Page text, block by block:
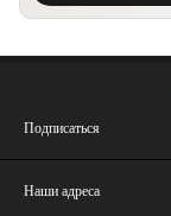
Подписаться
Наши адреса